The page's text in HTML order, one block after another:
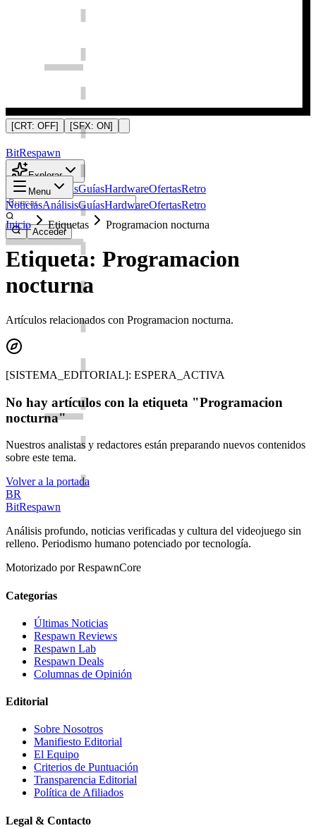
[CRT: OFF] [SFX: ON]
BitRespawn
Explorar
NoticiasAnálisisGuíasHardwareOfertasRetro
Acceder
Menu
NoticiasAnálisisGuíasHardwareOfertasRetro
Inicio
Etiquetas Programacion nocturna
Etiqueta: Programacion
nocturna
Artículos relacionados con Programacion nocturna.
[SISTEMA_EDITORIAL]: ESPERA_ACTIVA
No hay artículos con la etiqueta "Programacion
nocturna"
Nuestros analistas y redactores están preparando nuevos contenidos
sobre este tema.
Volver a la portada
BR
BitRespawn
Análisis profundo, noticias verificadas y cultura del videojuego sin
relleno. Periodismo humano potenciado por tecnología.
Motorizado por RespawnCore
Categorías
Últimas Noticias
Respawn Reviews
Respawn Lab
Respawn Deals
Columnas de Opinión
Editorial
Sobre Nosotros
Manifiesto Editorial
El Equipo
Criterios de Puntuación
Transparencia Editorial
Política de Afiliados
Legal & Contacto